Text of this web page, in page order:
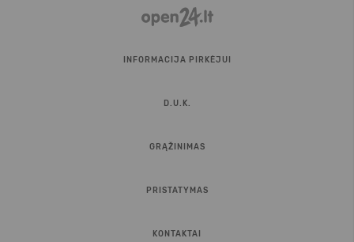
INFORMACIJA PIRKĖJUI
D.U.K.
GRĄŽINIMAS
PRISTATYMAS
KONTAKTAI